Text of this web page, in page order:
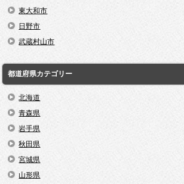
東大和市
日野市
武蔵村山市
都道府県カテゴリー
北海道
青森県
岩手県
秋田県
宮城県
山形県